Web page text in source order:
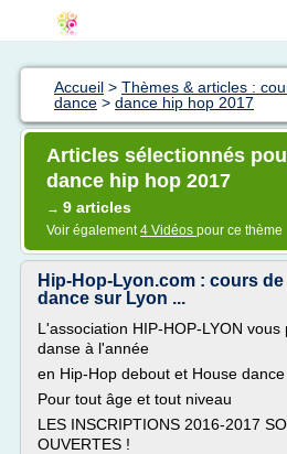
Accueil > Thèmes & articles :
dance > dance hip hop 2017
Articles sélectionnés
dance hip hop 2017
→ 9 articles
Voir également4 Vidéos pour ce thème
Hip-Hop-Lyon.com : cours
dance sur Lyon ...
L'association HIP-HOP-LYON
danse à l'année
en Hip-Hop debout et House dance
Pour tout âge et tout niveau
LES INSCRIPTIONS 2016-2017
OUVERTES !